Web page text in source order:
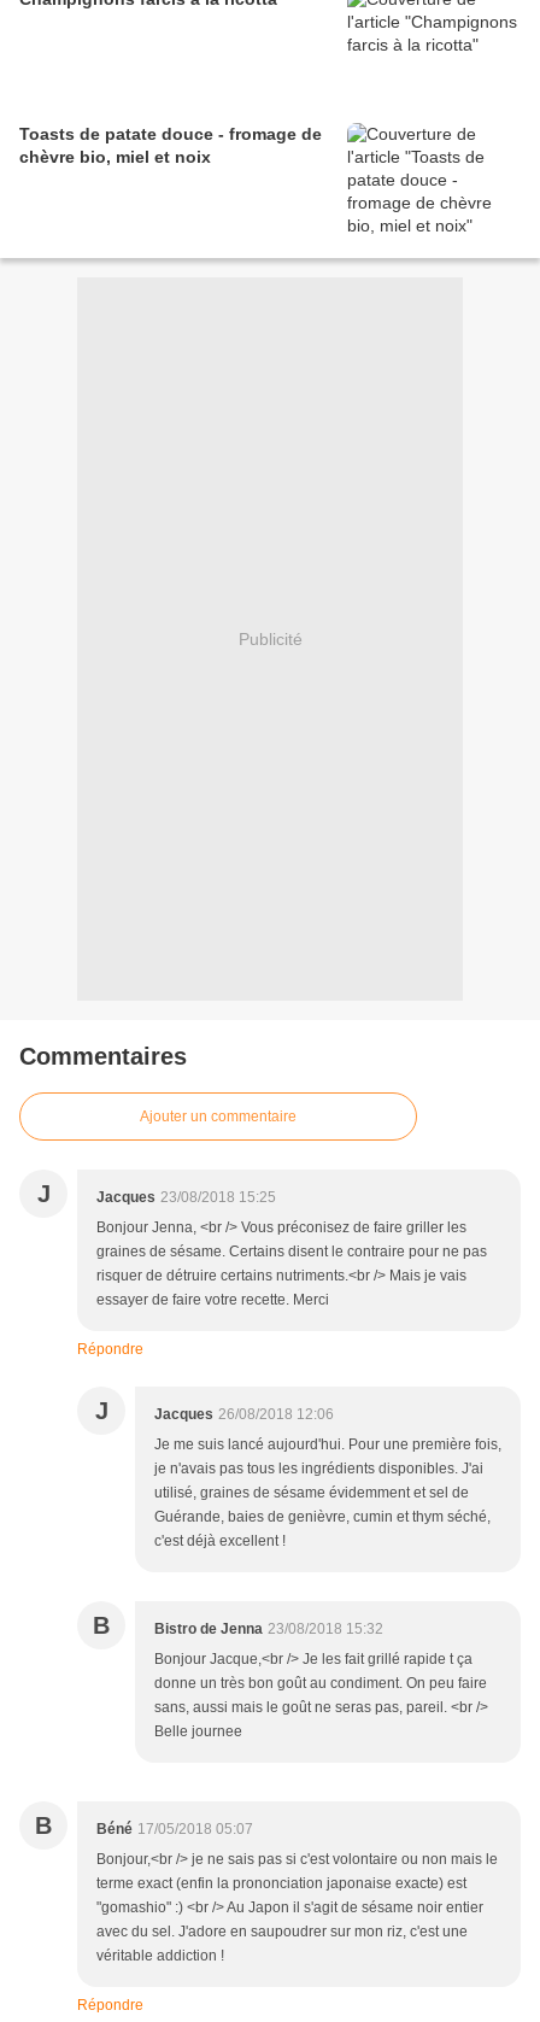
Toasts de patate douce - fromage de
chèvre bio, miel et noix
Publicité
Commentaires
Ajouter un commentaire
J Jacques 23/08/2018 15:25
Bonjour Jenna, <br /> Vous préconisez de faire griller les
graines de sésame. Certains disent le contraire pour ne pas
risquer de détruire certains nutriments.<br /> Mais je vais
essayer de faire votre recette. Merci
Répondre
J Jacques 26/08/2018 12:06
Je me suis lancé aujourd'hui. Pour une première fois,
je n'avais pas tous les ingrédients disponibles. J'ai
utilisé, graines de sésame évidemment et sel de
Guérande, baies de genièvre, cumin et thym séché,
c'est déjà excellent !
B Bistro de Jenna 23/08/2018 15:32
Bonjour Jacque,<br /> Je les fait grillé rapide t ça
donne un très bon goût au condiment. On peu faire
sans, aussi mais le goût ne seras pas, pareil. <br />
Belle journee
B Béné 17/05/2018 05:07
Bonjour,<br /> je ne sais pas si c'est volontaire ou non mais le
terme exact (enfin la prononciation japonaise exacte) est
"gomashio" :) <br /> Au Japon il s'agit de sésame noir entier
avec du sel. J'adore en saupoudrer sur mon riz, c'est une
véritable addiction !
Répondre